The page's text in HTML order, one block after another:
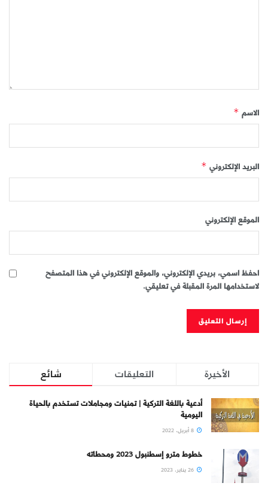
الاسم *
البريد الإلكتروني *
الموقع الإلكتروني
احفظ اسمي، بريدي الإلكتروني، والموقع الإلكتروني في هذا المتصفح
لاستخدامها المرة المقبلة في تعليقي.
شائع التعليقات الأخيرة
أدعية باللغة التركية | تمنيات ومجاملات تستخدم بالحياة
اليومية
خطوط مترو إسطنبول 2023 ومحطاته